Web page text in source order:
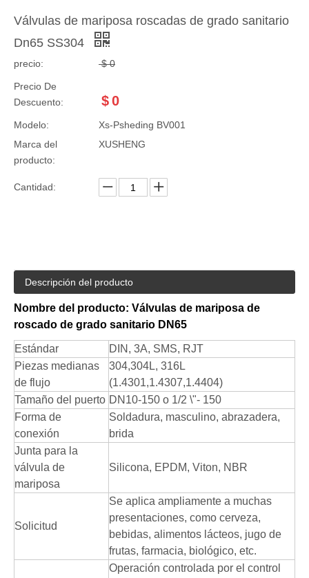
Válvulas de mariposa roscadas de grado sanitario
Dn65 SS304
precio: $ 0
Precio De
Descuento:
$0
Modelo:
Xs-Psheding BV001
Marca del
producto:
XUSHENG
Cantidad:
Descripción del producto
Nombre del producto: Válvulas de mariposa de
roscado de grado sanitario DN65
Estándar
DIN, 3A, SMS, RJT
Piezas medianas
de flujo
304,304L, 316L
(1.4301,1.4307,1.4404)
Tamaño del puerto DN10-150 o 1/2 \"- 150
Forma de
conexión
Soldadura, masculino, abrazadera,
brida
Junta para la
válvula de
mariposa
Silicona, EPDM, Viton, NBR
Solicitud
Se aplica ampliamente a muchas
presentaciones, como cerveza,
bebidas, alimentos lácteos, jugo de
frutas, farmacia, biológico, etc.
Operación controlada por el control